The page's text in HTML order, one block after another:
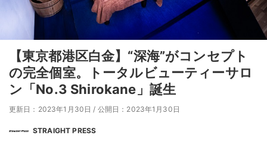
【東京都港区白金】“深海”がコンセプト
の完全個室。トータルビューティーサロ
ン「No.3 Shirokane」誕生
更新日：2023年1月30日 / 公開日：2023年1月30日
STRAIGHT PRESS